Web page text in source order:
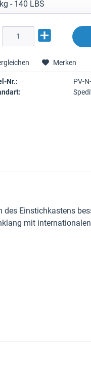
Merken
Nr.:
PV-
Einstichkastens
mit